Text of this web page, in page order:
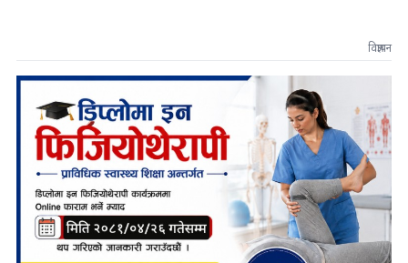
विज्ञापन